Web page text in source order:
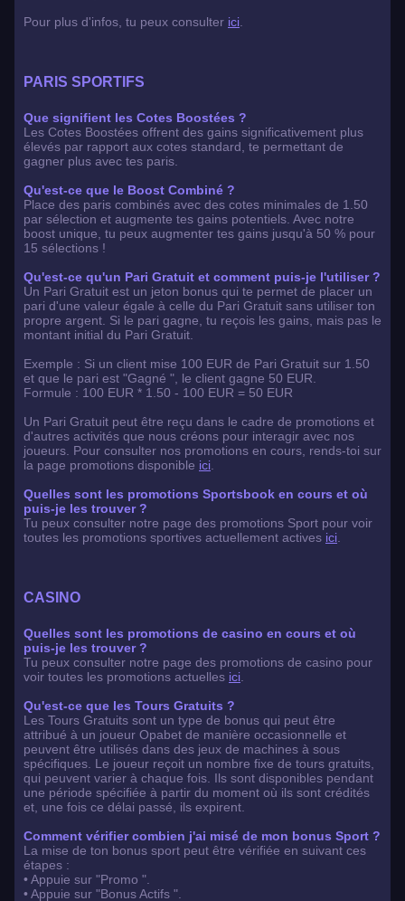
Pour plus d'infos, tu peux consulter ici
PARIS SPORTIFS
Que signifient les Cotes Boostées ?
Les Cotes Boostées offrent des gains significativement plus
élevés par rapport aux cotes standard, te permettant de
gagner plus avec tes paris.
Qu'est-ce que le Boost Combiné ?
Place des paris combinés avec des cotes minimales de 1.50
par sélection et augmente tes gains potentiels. Avec notre
boost unique, tu peux augmenter tes gains jusqu'à 50 % pour
15 sélections !
Qu'est-ce qu'un Pari Gratuit et comment puis-je l'utiliser ?
Un Pari Gratuit est un jeton bonus qui te permet de placer un
pari d'une valeur égale à celle du Pari Gratuit sans utiliser ton
propre argent. Si le pari gagne, tu reçois les gains, mais pas le
montant initial du Pari Gratuit.
Exemple : Si un client mise 100 EUR de Pari Gratuit sur 1.50
et que le pari est "Gagné ", le client gagne 50 EUR.
Formule : 100 EUR * 1.50 - 100 EUR = 50 EUR
Un Pari Gratuit peut être reçu dans le cadre de promotions et
d'autres activités que nous créons pour interagir avec nos
joueurs. Pour consulter nos promotions en cours, rends-toi sur
la page promotions disponible ici
Quelles sont les promotions Sportsbook en cours et où
puis-je les trouver ?
Tu peux consulter notre page des promotions Sport pour voir
toutes les promotions sportives actuellement actives ici
CASINO
Quelles sont les promotions de casino en cours et où
puis-je les trouver ?
Tu peux consulter notre page des promotions de casino pour
voir toutes les promotions actuelles ici
Qu'est-ce que les Tours Gratuits ?
Les Tours Gratuits sont un type de bonus qui peut être
attribué à un joueur Opabet de manière occasionnelle et
peuvent être utilisés dans des jeux de machines à sous
spécifiques. Le joueur reçoit un nombre fixe de tours gratuits,
qui peuvent varier à chaque fois. Ils sont disponibles pendant
une période spécifiée à partir du moment où ils sont crédités
et, une fois ce délai passé, ils expirent.
Comment vérifier combien j'ai misé de mon bonus Sport ?
La mise de ton bonus sport peut être vérifiée en suivant ces
étapes :
• Appuie sur "Promo ".
• Appuie sur "Bonus Actifs ".